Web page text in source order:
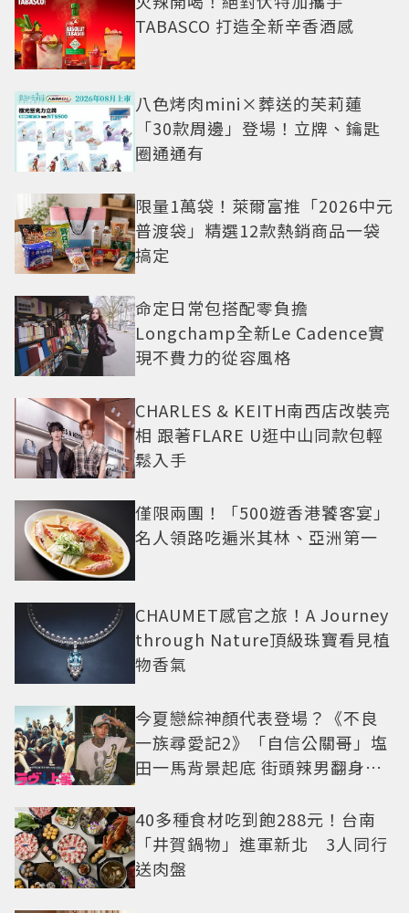
TABASCO 打造全新辛香酒感
八色烤肉mini×葬送的芙莉蓮
「30款周邊」登場！立牌、鑰匙
圈通通有
限量1萬袋！萊爾富推「2026中元
普渡袋」精選12款熱銷商品一袋
搞定
命定日常包搭配零負擔
Longchamp全新Le Cadence實
現不費力的從容風格
CHARLES & KEITH南西店改裝亮
相 跟著FLARE U逛中山同款包輕
鬆入手
僅限兩團！「500遊香港饕客宴」
名人領路吃遍米其林、亞洲第一
CHAUMET感官之旅！A Journey
through Nature頂級珠寶看見植
物香氣
今夏戀綜神顏代表登場？《不良
一族尋愛記2》「自信公關哥」塩
田一馬背景起底 街頭辣男翻身當
40多種食材吃到飽288元！台南
「井賀鍋物」進軍新北 3人同行
送肉盤